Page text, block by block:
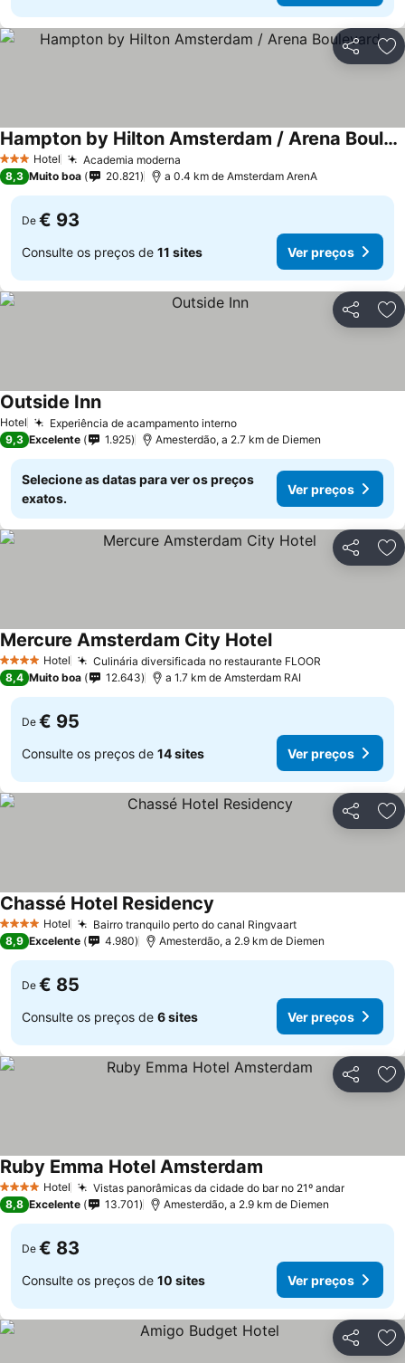
Partilhar
3 EstrelasHotel Academia moderna
Hampton by Hilton Amsterdam / Arena Boulevard
8,3 Muito boa 20.821 a 0.4 km de Amsterdam ArenA
De € 93
Consulte os preços de 11 sites Ver preços
Partilhar
Hotel Experiência de acampamento interno
Outside Inn
9,3 Excelente 1.925 Amesterdão, a 2.7 km de Diemen
Selecione as datas para ver os preços
exatos.
Ver preços
Partilhar
4 EstrelasHotel Culinária diversificada no restaurante FLOOR
Mercure Amsterdam City Hotel
8,4 Muito boa 12.643 a 1.7 km de Amsterdam RAI
De € 95
Consulte os preços de 14 sites Ver preços
Partilhar
4 EstrelasHotel Bairro tranquilo perto do canal Ringvaart
Chassé Hotel Residency
8,9 Excelente 4.980 Amesterdão, a 2.9 km de Diemen
De € 85
Consulte os preços de 6 sites Ver preços
Partilhar
4 EstrelasHotel Vistas panorâmicas da cidade do bar no 21º andar
Ruby Emma Hotel Amsterdam
8,8 Excelente 13.701 Amesterdão, a 2.9 km de Diemen
De € 83
Consulte os preços de 10 sites Ver preços
Partilhar